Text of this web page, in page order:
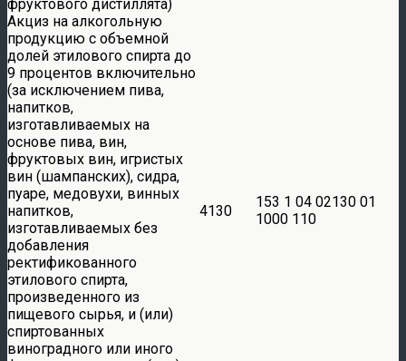
фруктового дистиллята)
Акциз на алкогольную
продукцию с объемной
долей этилового спирта до
9 процентов включительно
(за исключением пива,
напитков,
изготавливаемых на
основе пива, вин,
фруктовых вин, игристых
вин (шампанских), сидра,
пуаре, медовухи, винных
напитков,
изготавливаемых без
добавления
ректификованного
этилового спирта,
произведенного из
пищевого сырья, и (или)
спиртованных
виноградного или иного
4130
153 1 04 02130 01
1000 110